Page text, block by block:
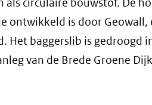
ontwikkeld is door
Het baggerslib is
van de Brede Groene